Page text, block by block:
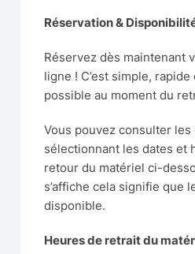
Réservation &
Réservez dès maintenant
ligne ! C’est simple,
possible au moment du
Vous pouvez consulter
sélectionnant les dates et
retour du matériel ci-
s’affiche cela signifie que
disponible.
Heures de retrait du